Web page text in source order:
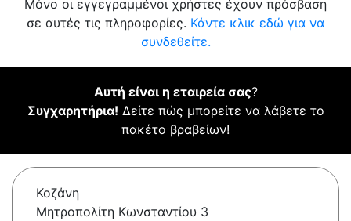
Μόνο οι εγγεγραμμένοι χρήστες έχουν πρόσβαση
σε αυτές τις πληροφορίες. Κάντε κλικ εδώ για να
συνδεθείτε.
Αυτή είναι η εταιρεία σας?
Συγχαρητήρια! Δείτε πώς μπορείτε να λάβετε το
πακέτο βραβείων!
Κοζάνη
Μητροπολίτη Κωνσταντίου 3